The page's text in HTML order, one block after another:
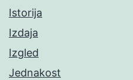
Istorija
Izdaja
Izgled
Jednakost